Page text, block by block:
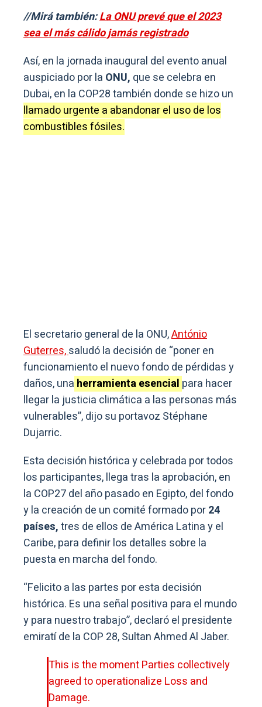
//Mirá también:La ONU prevé que el 2023
sea el más cálido jamás registrado
Así, en la jornada inaugural del evento anual
auspiciado por la ONU, que se celebra en
Dubai, en la COP28 también donde se hizo un
llamado urgente a abandonar el uso de los
combustibles fósiles.
El secretario general de la ONU,António
Guterres,saludó la decisión de “poner en
funcionamiento el nuevo fondo de pérdidas y
daños, una herramienta esencial para hacer
llegar la justicia climática a las personas más
vulnerables”, dijo su portavoz Stéphane
Dujarric.
Esta decisión histórica y celebrada por todos
los participantes, llega tras la aprobación, en
la COP27 del año pasado en Egipto, del fondo
y la creación de un comité formado por24
países,tres de ellos de América Latina y el
Caribe, para definir los detalles sobre la
puesta en marcha del fondo.
“Felicito a las partes por esta decisión
histórica. Es una señal positiva para el mundo
y para nuestro trabajo”, declaró el presidente
emiratí de la COP 28, Sultan Ahmed Al Jaber.
This is the moment Parties collectively
agreed to operationalize Loss and
Damage.